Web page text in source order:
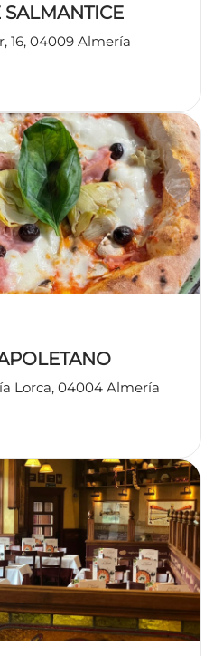
SALMANTICE
16, 04009 Almería
Lorca, 04004 Almería